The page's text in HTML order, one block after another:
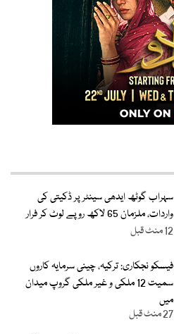
سہراب گوٹھ ایدھی سینٹر پر ڈکیتی کی
واردات، ملزمان 65 لاکھ روپے لوٹ کر فرار
12 منٹ قبل
فیسکو نجکاری: ترکیہ، چینی سرمایہ کاروں
سمیت 12 ملکی و غیر ملکی گروپ میدان
میں
27 منٹ قبل